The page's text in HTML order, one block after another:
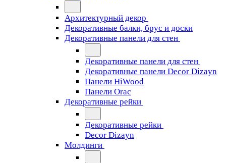
Архитектурный декор
Декоративные балки, брус и доски
Декоративные панели для стен
Декоративные панели для стен
Декоративные панели Decor Dizayn
Панели HiWood
Панели Orac
Декоративные рейки
Декоративные рейки
Decor Dizayn
Молдинги